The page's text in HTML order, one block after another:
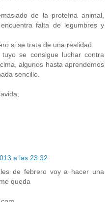
de la proteína animal,
falta de legumbres y
si se trata de una realidad.
se consigue luchar contra
algunos hasta aprendemos
sencillo.
a las 23:32
de febrero voy a hacer una
queda